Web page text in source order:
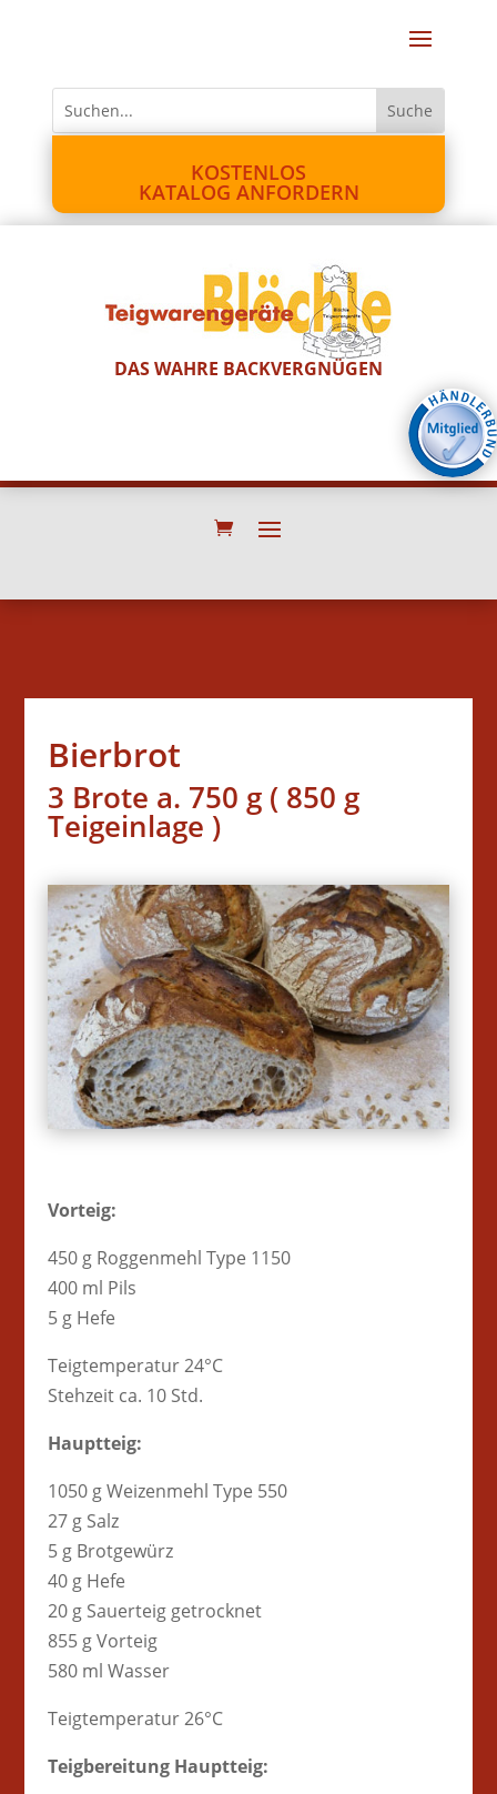
KOSTENLOS
KATALOG ANFORDERN
DAS WAHRE BACKVERGNÜGEN
Bierbrot
3 Brote a. 750 g ( 850 g
Teigeinlage )
Vorteig:
450 g Roggenmehl Type 1150
400 ml Pils
5 g Hefe
Teigtemperatur 24°C
Stehzeit ca. 10 Std.
Hauptteig:
1050 g Weizenmehl Type 550
27 g Salz
5 g Brotgewürz
40 g Hefe
20 g Sauerteig getrocknet
855 g Vorteig
580 ml Wasser
Teigtemperatur 26°C
Teigbereitung Hauptteig: